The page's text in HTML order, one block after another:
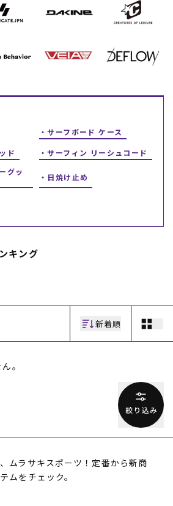
ギフトラッピング
・クーポンもこのアプリで！
サーフボード ケース
ド
サーフィン リーシュコード
グッ
日焼け止め
キング
新着順
。
ムラサキスポーツ！定番から新商
ムをチェック。